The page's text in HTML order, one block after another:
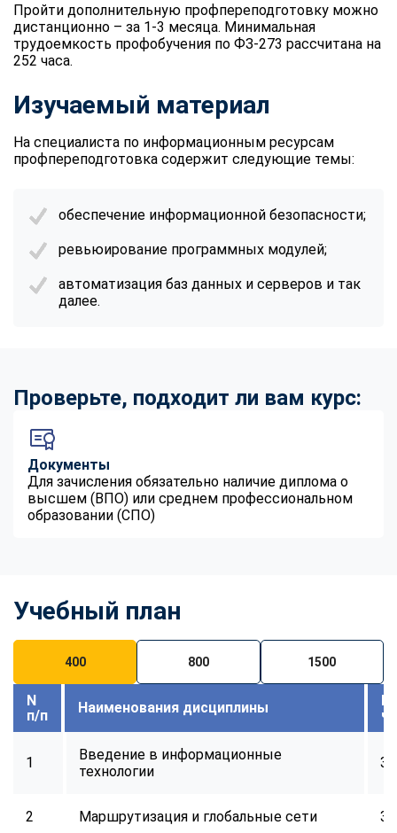
Пройти дополнительную профпереподготовку можно
дистанционно – за 1-3 месяца. Минимальная
трудоемкость профобучения по ФЗ-273 рассчитана на
252 часа.
Изучаемый материал
На специалиста по информационным ресурсам
профпереподготовка содержит следующие темы:
обеспечение информационной безопасности;
ревьюирование программных модулей;
автоматизация баз данных и серверов и так
далее.
Проверьте, подходит ли вам курс:
Документы
Для зачисления обязательно наличие диплома о
высшем (ВПО) или среднем профессиональном
образовании (СПО)
Учебный план
400 800 1500
N
п/п
Наименования дисциплины
1
Введение в информационные
технологии
32
2 Маршрутизация и глобальные сети 32